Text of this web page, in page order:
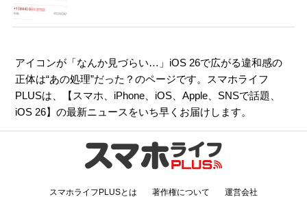
アイコンが「なんか見づらい…」iOS 26で広がる違和感の
正体は“あの処理”だった？のページです。スマホライフ
PLUSは、【 スマホ iPhone iOS 、Apple SNSで話題
iOS 26】の最新ニュースをいち早くお届けします。
スマホライフPLUSとは 著作権について 運営会社